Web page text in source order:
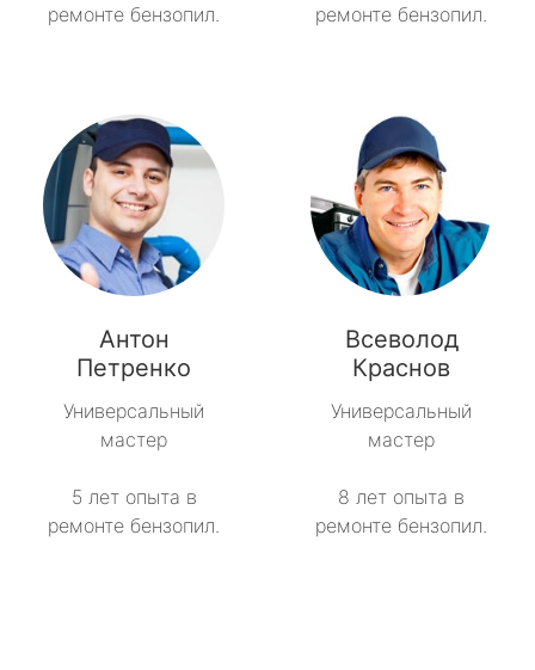
ремонте бензопил.
ремонте бензопил.
Антон
Петренко
Универсальный
мастер
5 лет опыта в
ремонте бензопил.
Всеволод
Краснов
Универсальный
мастер
8 лет опыта в
ремонте бензопил.